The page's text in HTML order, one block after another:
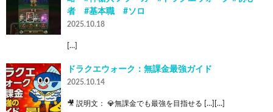
者 #基本職 #ソロ
2025.10.18
[…]
ドラクエウォーク：無課金最強ガイド
2025.10.14
🎥 説明文： 💎無課金でも最強を目指せる […][…]